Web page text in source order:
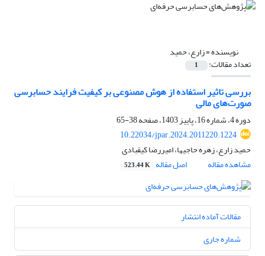
نویسنده =زارع، حمید
تعداد مقالات: 1
بررسی تاثیر استفاده از هوش مصنوعی بر کیفیت فرایند حسابرسی
صورت‌های مالی
دوره 4، شماره 16، پاییز 1403، صفحه
38-65
10.22034/jpar.2024.2011220.1224
حمید زارع، زهره حاجیها، امیررضا کیقبادی
مشاهده مقاله
اصل مقاله 523.44 K
مقالات آماده انتشار
شماره جاری